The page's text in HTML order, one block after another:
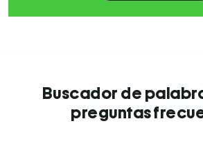
Buscador de
preguntas